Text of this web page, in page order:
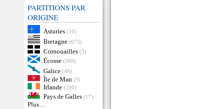
PARTITIONS PAR
ORIGINE
Asturies (10)
Bretagne (673)
Cornouailles (3)
Écosse (569)
Galice (49)
Île de Man (3)
Irlande (290)
Pays de Galles (17)
Plus…